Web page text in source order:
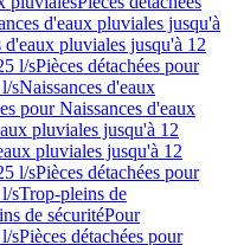
d'eaux pluviales jusqu'à
d'eaux pluviales jusqu'à 12
l/sPièces détachées pour
sNaissances d'eaux
pour Naissances d'eaux
pluviales jusqu'à 12
pluviales jusqu'à 12
l/sPièces détachées pour
sTrop-pleins de
de sécuritéPour
sPièces détachées pour